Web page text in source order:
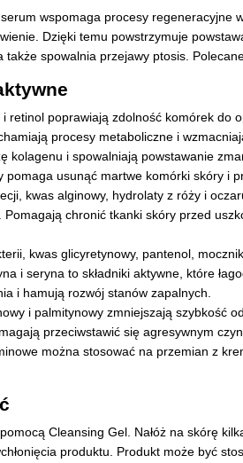
wspomaga procesy regeneracyjne
Dzięki temu powstrzymuje
także spowalnia przejawy ptosis.
retinol poprawiają zdolność komórek do
procesy metaboliczne i
kolagenu i spowalniają powstawanie
usunąć martwe komórki skóry i
kwas alginowy, hydrolaty z róży i
Pomagają chronić tkanki skóry przed
kwas glicyretynowy, pantenol,
i seryna to składniki aktywne, które
i hamują rozwój stanów zapalnych.
i palmitynowy zmniejszają szybkość
przeciwstawić się agresywnym
można stosować na przemian z
Cleansing Gel. Nałóż na skórę
produktu. Produkt może być